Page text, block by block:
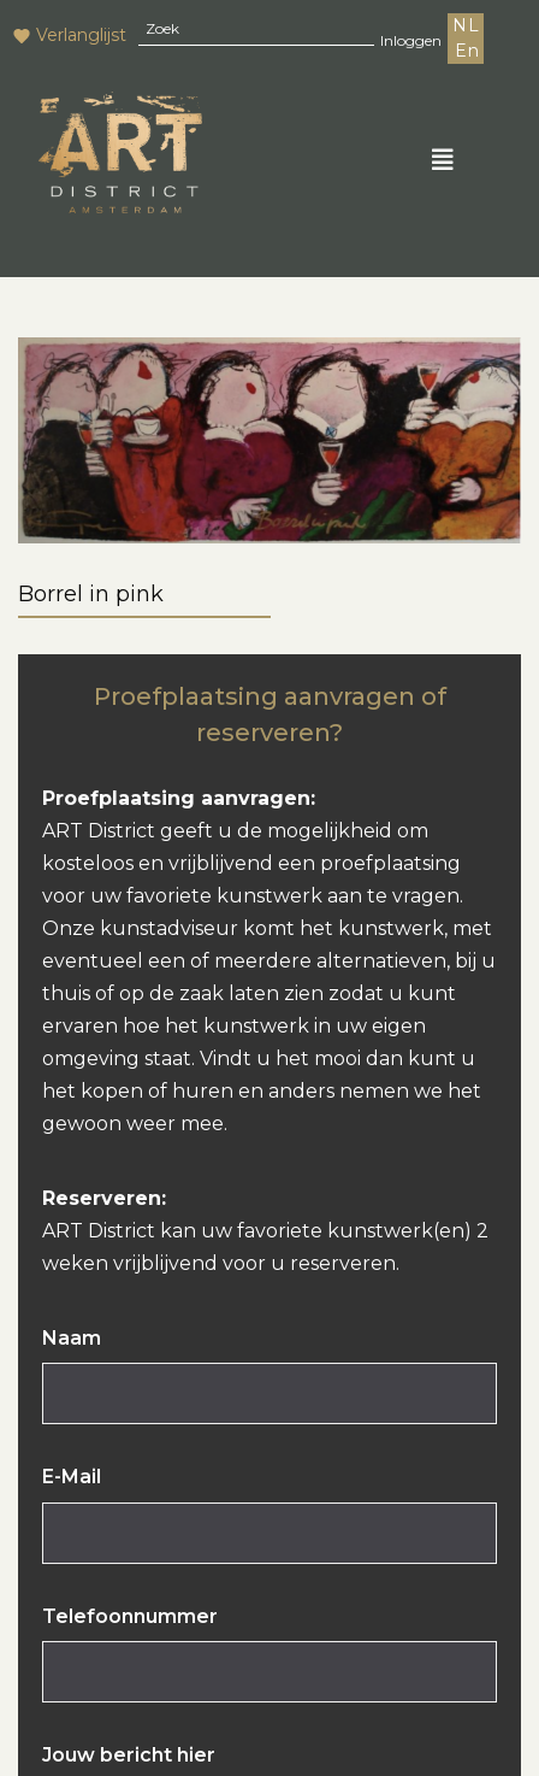
Verlanglijst Inloggen
NL
En
Borrel in pink
Proefplaatsing aanvragen of
reserveren?
Proefplaatsing aanvragen:
ART District geeft u de mogelijkheid om
kosteloos en vrijblijvend een proefplaatsing
voor uw favoriete kunstwerk aan te vragen.
Onze kunstadviseur komt het kunstwerk, met
eventueel een of meerdere alternatieven, bij u
thuis of op de zaak laten zien zodat u kunt
ervaren hoe het kunstwerk in uw eigen
omgeving staat. Vindt u het mooi dan kunt u
het kopen of huren en anders nemen we het
gewoon weer mee.
Reserveren:
ART District kan uw favoriete kunstwerk(en) 2
weken vrijblijvend voor u reserveren.
Naam
E-Mail
Telefoonnummer
Jouw bericht hier